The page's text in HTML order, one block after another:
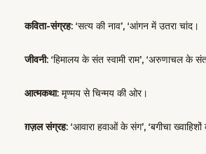
कविता-संग्रह: ‘सत्य की नाव’, ‘आंगन में उतरा चांद।
जीवनी: ‘हिमालय के संत स्वामी राम’, ‘अरुणाचल के संत
आत्मकथा: मृण्मय से चिन्मय की ओर।
ग़ज़ल संग्रह: ‘आवारा हवाओं के संग’, ‘बगीचा ख्वाहिशों